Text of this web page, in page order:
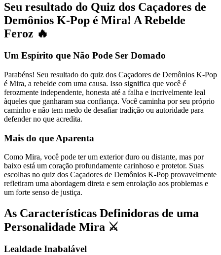
Seu resultado do Quiz dos Caçadores de
Demônios K-Pop é Mira! A Rebelde
Feroz 🔥
Um Espírito que Não Pode Ser Domado
Parabéns! Seu resultado do quiz dos Caçadores de Demônios K-Pop
é Mira, a rebelde com uma causa. Isso significa que você é
ferozmente independente, honesta até a falha e incrivelmente leal
àqueles que ganharam sua confiança. Você caminha por seu próprio
caminho e não tem medo de desafiar tradição ou autoridade para
defender no que acredita.
Mais do que Aparenta
Como Mira, você pode ter um exterior duro ou distante, mas por
baixo está um coração profundamente carinhoso e protetor. Suas
escolhas no quiz dos Caçadores de Demônios K-Pop provavelmente
refletiram uma abordagem direta e sem enrolação aos problemas e
um forte senso de justiça.
As Características Definidoras de uma
Personalidade Mira ⚔️
Lealdade Inabalável